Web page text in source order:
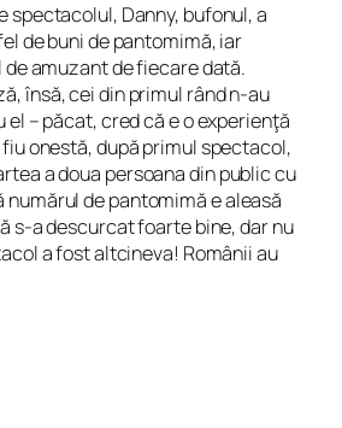
spectacolul, Danny, bufonul, a
de buni de pantomimă, iar
de amuzant de fiecare dată.
însă, cei din primul rând n-au
el – păcat, cred că e o experienţă
onestă, după primul spectacol,
a doua persoana din public cu
numărul de pantomimă e aleasă
s-a descurcat foarte bine, dar nu
a fost altcineva! Românii au